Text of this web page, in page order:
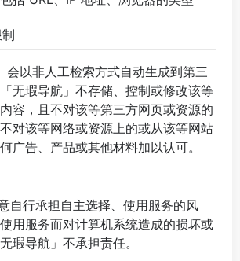
会以非人工检索方式自动生成到第三
无瑕导航」不存储、控制或修改该等
容，且不对该等第三方网页或资源的
对该等网络或资源上的或从该等网站
广告、产品或其他材料加以认可。
自行承担自主选择、使用服务的风
用服务而对计算机系统造成的损坏或
瑕导航」不承担责任。